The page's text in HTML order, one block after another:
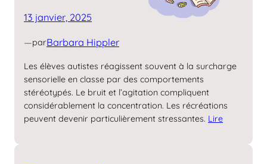
13 janvier, 2025
—parBarbara Hippler
Les élèves autistes réagissent souvent à la surcharge
sensorielle en classe par des comportements
stéréotypés. Le bruit et l’agitation compliquent
considérablement la concentration. Les récréations
peuvent devenir particulièrement stressantes. Lire